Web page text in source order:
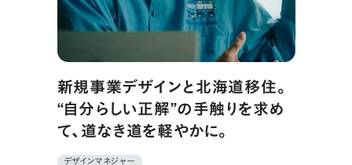
新規事業デザインと北海道移住。
“自分らしい正解”の手触りを求め
て、道なき道を軽やかに。
デザインマネジャー